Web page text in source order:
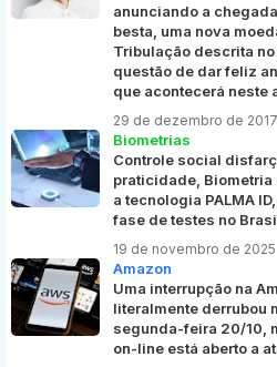
anunciando a
besta, uma nova
Tribulação descrita
questão de dar feliz
que acontecerá neste
29 de dezembro de 2017
Biometrias
Controle social
praticidade, Biometria
a tecnologia PALMA
fase de testes no
19 de novembro de 2025
Amazon
Uma interrupção na
literalmente derrubou
segunda-feira 20/10,
on-line está aberto a